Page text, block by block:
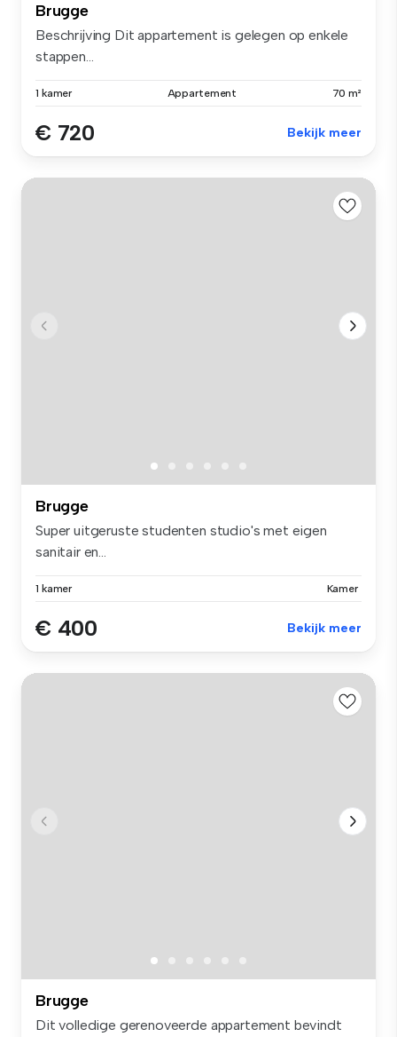
Brugge
Beschrijving Dit appartement is gelegen op enkele
stappen...
1 kamer Appartement 70 m²
€ 720 Bekijk meer
Brugge
Super uitgeruste studenten studio's met eigen
sanitair en...
1 kamer Kamer
€ 400 Bekijk meer
Brugge
Dit volledige gerenoveerde appartement bevindt